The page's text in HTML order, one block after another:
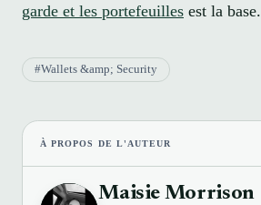
garde et les portefeuilles est la base.
#Wallets &amp; Security
À PROPOS DE L'AUTEUR
Maisie Morrison